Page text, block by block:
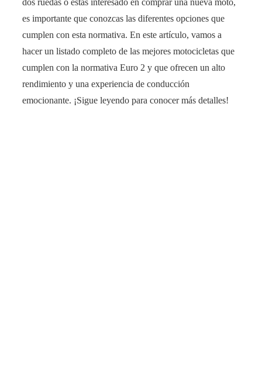
es importante que conozcas las diferentes opciones que
cumplen con esta normativa. En este artículo, vamos a
hacer un listado completo de las mejores motocicletas que
cumplen con la normativa Euro 2 y que ofrecen un alto
rendimiento y una experiencia de conducción
emocionante. ¡Sigue leyendo para conocer más detalles!